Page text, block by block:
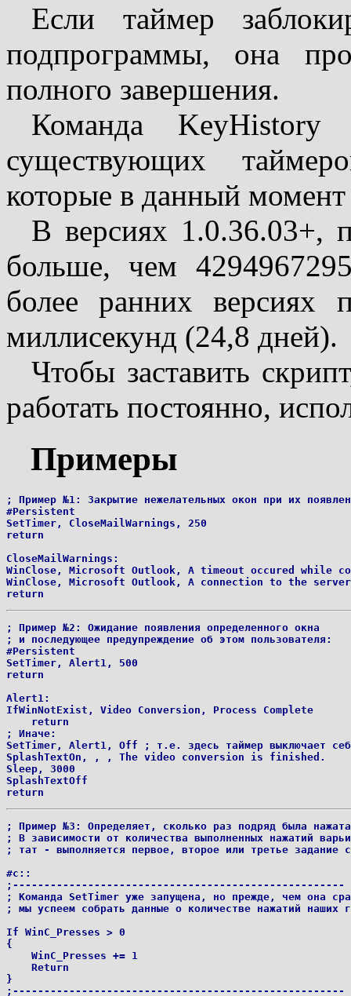
Если таймер
подпрограммы, она
полного завершения.
Команда KeyHistory
существующих
которые в данный
В версиях 1.0.36.03+,
больше, чем
более ранних версиях
миллисекунд (24,8 дней).
Чтобы заставить
работать постоянно,
Примеры
; Пример №1: Закрытие нежелательных окон при их
#Persistent
SetTimer, CloseMailWarnings, 250
return
CloseMailWarnings:
WinClose, Microsoft Outlook, A timeout occured while
WinClose, Microsoft Outlook, A connection to the
; Пример №2: Ожидание появления определенного окна
; и последующее предупреждение об этом пользователя:
#Persistent
SetTimer, Alert1, 500
return
Alert1:
IfWinNotExist, Video Conversion, Process Complete
    return
; Иначе:
SetTimer, Alert1, Off ; т.е. здесь таймер выключает
SplashTextOn, , , The video conversion is finished.
Sleep, 3000
SplashTextOff
; Пример №3: Определяет, сколько раз подряд была
; В зависимости от количества выполненных нажатий
; тат - выполняется первое, второе или третье задание
#c::
;-----------------------------------------------------
; Команда SetTimer уже запущена, но прежде, чем она
; мы успеем собрать данные о количестве нажатий наших
If WinC_Presses > 0
{
    WinC_Presses += 1
    Return
}
;-----------------------------------------------------